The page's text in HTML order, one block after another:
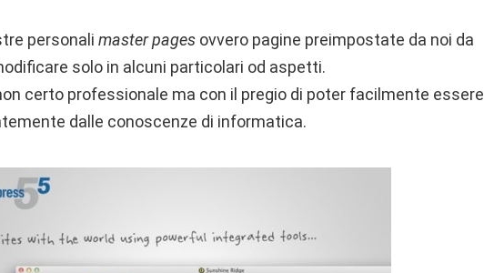
personali master pages ovvero pagine preimpostate da noi da
solo in alcuni particolari od aspetti.
certo professionale ma con il pregio di poter facilmente essere
dalle conoscenze di informatica.